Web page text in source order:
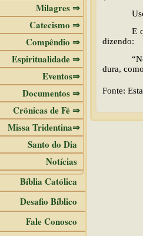
Milagres ⇒
Catecismo ⇒
Compêndio ⇒
Espiritualidade ⇒
Eventos⇒
Documentos ⇒
Crônicas de Fé ⇒
Missa Tridentina⇒
Santo do Dia
Notícias
Bíblia Católica
Desafio Bíblico
Fale Conosco
E
dizendo:
dura,
Fonte: